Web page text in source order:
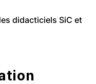
didacticiels SiC et